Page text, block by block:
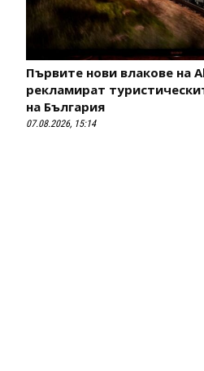
Първите нови влакове на
рекламират
на България
07.08.2026, 15:14